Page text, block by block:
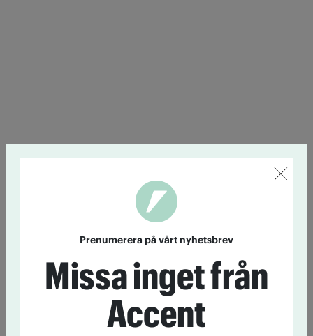
Prenumerera på vårt nyhetsbrev
Missa inget från
Accent